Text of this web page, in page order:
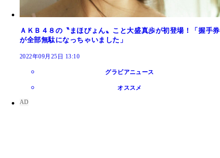
ＡＫＢ４８の〝まほぴょん〟こと大盛真歩が初登場！「握手券
が全部無駄になっちゃいました」
2022年09月25日 13:10
グラビアニュース
オススメ